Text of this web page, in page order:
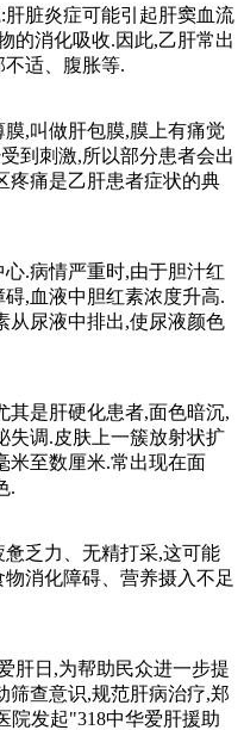
脏炎症可能引起肝窦血流
的消化吸收.因此,乙肝常出
适、腹胀等.
,叫做肝包膜,膜上有痛觉
到刺激,所以部分患者会出
疼痛是乙肝患者症状的典
.病情严重时,由于胆汁红
,血液中胆红素浓度升高.
从尿液中排出,使尿液颜色
是肝硬化患者,面色暗沉,
失调.皮肤上一簇放射状扩
米至数厘米.常出现在面
.
乏力、无精打采,这可能
消化障碍、营养摄入不足
日,为帮助民众进一步提
筛查意识,规范肝病治疗,郑
院发起"318中华爱肝援助